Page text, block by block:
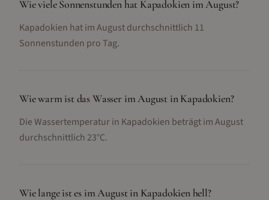
Wie viele Sonnenstunden hat Kapadokien im August?
Kapadokien hat im August durchschnittlich 11
Sonnenstunden pro Tag.
Wie warm ist das Wasser im August in Kapadokien?
Die Wassertemperatur in Kapadokien beträgt im August
durchschnittlich 23°C.
Wie lange ist es im August in Kapadokien hell?